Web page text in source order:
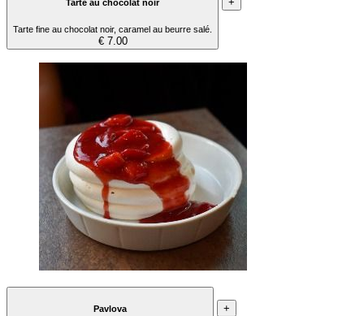
Tarte au chocolat noir
Tarte fine au chocolat noir, caramel au beurre salé.
€ 7.00
Pavlova +